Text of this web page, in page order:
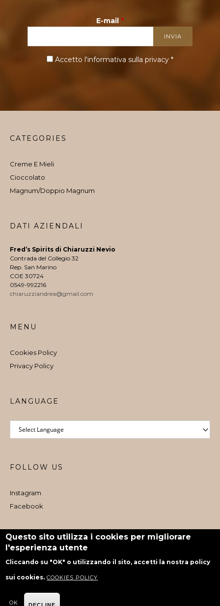
E-mail *
Accetto l'informativa sulla privacy *
DATI AZIENDALI
Fred’s Spirits di Chiaruzzi Nevio
Contrada del Collegio 32
Rep. San Marino
COE 30724
0549-992216
chiaruzziandrea@gmail.com
CATEGORIES
Creme E Mieli
Cioccolato
Magnum/Doppio Magnum
FOLLOW US
Instagram
Facebook
LANGUAGE
MENU
Cookies Policy
Privacy Policy
Iscritto al Registro e-commerce al dettaglio nr. 1073 dal 06/08/2024
powered by Rubiko
Questo sito utilizza i cookies per migliorare
l'esperienza utente
Cliccando su "OK" o utilizzando il sito, accetti la nostra policy
sui cookies. COOKIES POLICY
OK